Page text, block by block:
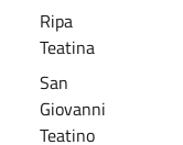
Ripa
Teatina
San
Giovanni
Teatino